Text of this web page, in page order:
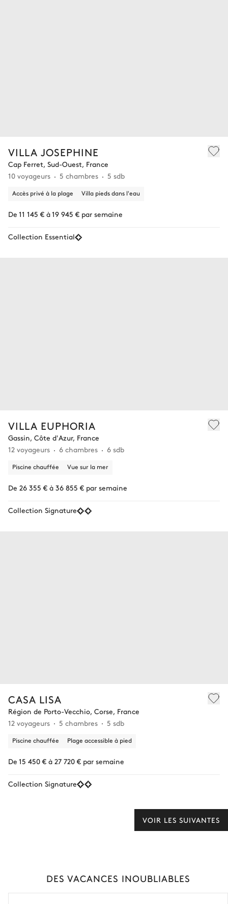
VILLA JOSEPHINE
Cap Ferret, Sud-Ouest, France
10 voyageurs
5 chambres 5 sdb
Accès privé à la plage Villa pieds dans l'eau
De 11 145 € à 19 945 € par semaine
Collection Essential
VILLA EUPHORIA
Gassin, Côte d'Azur, France
12 voyageurs
6 chambres 6 sdb
Piscine chauffée Vue sur la mer
De 26 355 € à 36 855 € par semaine
Collection Signature
CASA LISA
Région de Porto-Vecchio, Corse, France
12 voyageurs
5 chambres 5 sdb
Piscine chauffée Plage accessible à pied
De 15 450 € à 27 720 € par semaine
Collection Signature
VOIR LES SUIVANTES
DES VACANCES INOUBLIABLES